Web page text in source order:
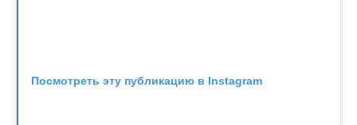
Посмотреть эту публикацию в Instagram